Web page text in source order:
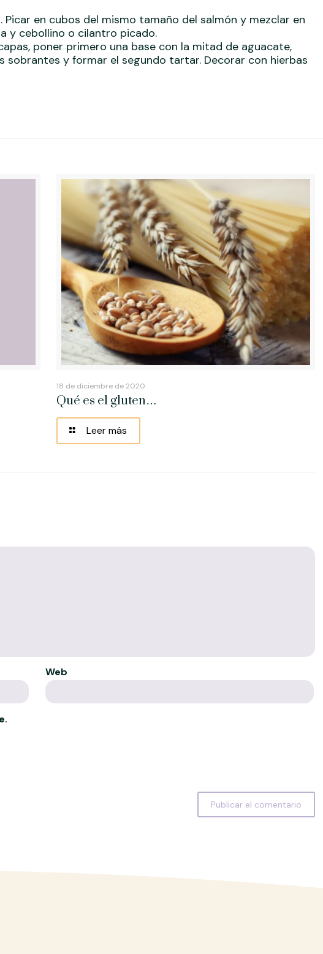
en cubos del mismo tamaño del salmón y mezclar en
y cebollino o cilantro picado.
poner primero una base con la mitad de aguacate,
sobrantes y formar el segundo tartar. Decorar con hierbas
18 de diciembre de 2020
Qué es el gluten…
Leer más
Web